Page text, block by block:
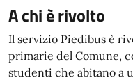
A chi è rivolto
Il servizio Piedibus è
primarie del Comune,
studenti che abitano a